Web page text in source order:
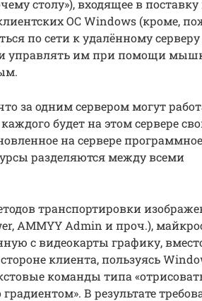
столу»), входящее в поставку
ОС Windows (кроме,
по сети к удалённому
и управлять им при помощи
за одним сервером могут
будет на этом сервере
на сервере программное
разделяются между всеми
транспортировки
AMMYY Admin и проч.),
с видеокарты графику,
клиента, пользуясь
команды типа
В результате